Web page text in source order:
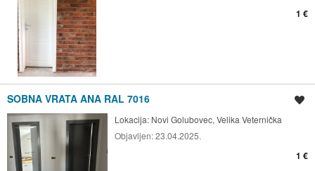
1 €
SOBNA VRATA ANA RAL 7016
Lokacija: Novi Golubovec, Velika Veternička
Objavljen:23.04.2025.
1 €